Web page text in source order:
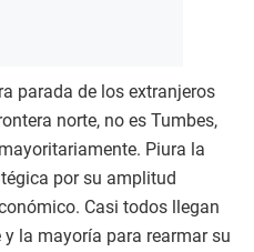
parada de los extranjeros
norte, no es Tumbes,
Piura la
por su amplitud
Casi todos llegan
la mayoría para rearmar su